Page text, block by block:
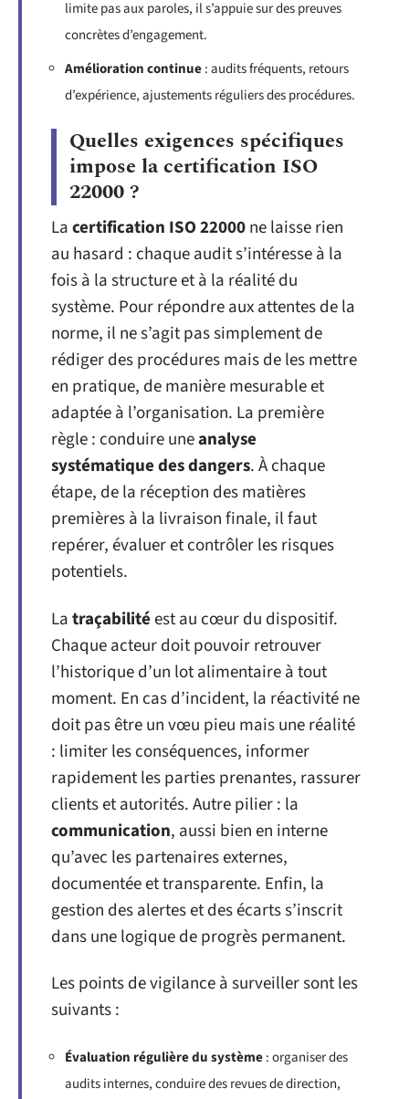
limite pas aux paroles, il s’appuie sur des preuves
concrètes d’engagement.
Amélioration continue: audits fréquents, retours
d’expérience, ajustements réguliers des procédures.
Quelles exigences spécifiques
impose la certification ISO
22000 ?
Lacertification ISO 22000ne laisse rien
au hasard : chaque audit s’intéresse à la
fois à la structure et à la réalité du
système. Pour répondre aux attentes de la
norme, il ne s’agit pas simplement de
rédiger des procédures mais de les mettre
en pratique, de manière mesurable et
adaptée à l’organisation. La première
règle : conduire uneanalyse
systématique des dangers. À chaque
étape, de la réception des matières
premières à la livraison finale, il faut
repérer, évaluer et contrôler les risques
potentiels.
Latraçabilitéest au cœur du dispositif.
Chaque acteur doit pouvoir retrouver
l’historique d’un lot alimentaire à tout
moment. En cas d’incident, la réactivité ne
doit pas être un vœu pieu mais une réalité
: limiter les conséquences, informer
rapidement les parties prenantes, rassurer
clients et autorités. Autre pilier : la
communication, aussi bien en interne
qu’avec les partenaires externes,
documentée et transparente. Enfin, la
gestion des alertes et des écarts s’inscrit
dans une logique de progrès permanent.
Les points de vigilance à surveiller sont les
suivants :
Évaluation régulière du système: organiser des
audits internes, conduire des revues de direction,